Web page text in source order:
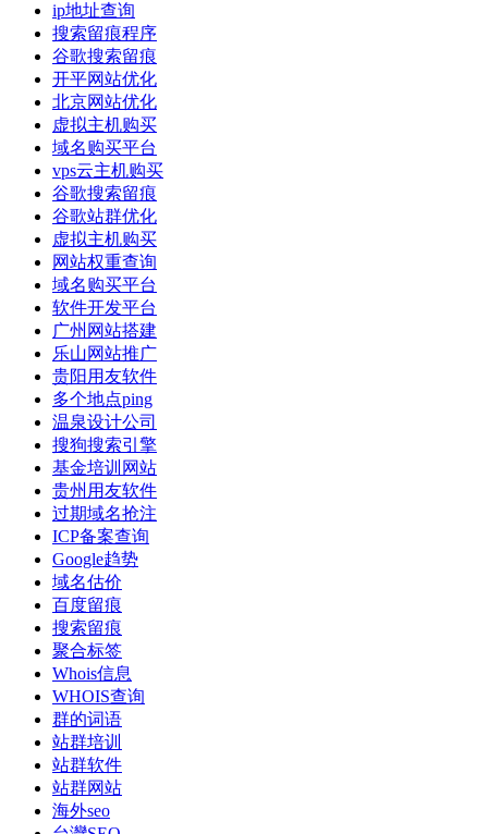
ip地址查询
搜索留痕程序
谷歌搜索留痕
开平网站优化
北京网站优化
虚拟主机购买
域名购买平台
vps云主机购买
谷歌搜索留痕
谷歌站群优化
虚拟主机购买
网站权重查询
域名购买平台
软件开发平台
广州网站搭建
乐山网站推广
贵阳用友软件
多个地点ping
温泉设计公司
搜狗搜索引擎
基金培训网站
贵州用友软件
过期域名抢注
ICP备案查询
Google趋势
域名估价
百度留痕
搜索留痕
聚合标签
Whois信息
WHOIS查询
群的词语
站群培训
站群软件
站群网站
海外seo